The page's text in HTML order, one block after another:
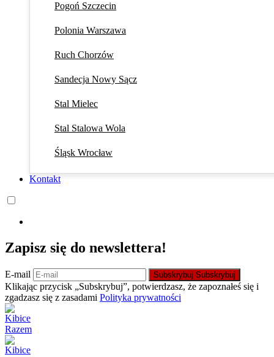
Pogoń Szczecin
Polonia Warszawa
Ruch Chorzów
Sandecja Nowy Sącz
Stal Mielec
Stal Stalowa Wola
Śląsk Wrocław
Kontakt
Zapisz się do newslettera!
E-mail Subskrybuj Subskrybuj
Klikając przycisk „Subskrybuj”, potwierdzasz, że zapoznałeś się i
zgadzasz się z zasadami Polityka prywatności